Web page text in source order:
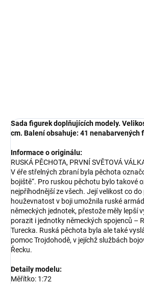
Sada figurek doplňujících modely.
cm. Balení obsahuje: 41 nenabarvených
Informace o originálu:
RUSKÁ PĚCHOTA, PRVNÍ SVĚTOVÁ
V éře střelných zbraní byla pěchota
bojiště“. Pro ruskou pěchotu bylo takové
nejpříhodnější ze všech. Její velikost co
houževnatost v boji umožnila ruské
německých jednotek, přestože měly lepší
porazit i jednotky německých spojenců –
Turecka. Ruská pěchota byla ale také
pomoc Trojdohodě, v jejíchž službách
Řecku.
Detaily modelu:
Měřítko: 1:72